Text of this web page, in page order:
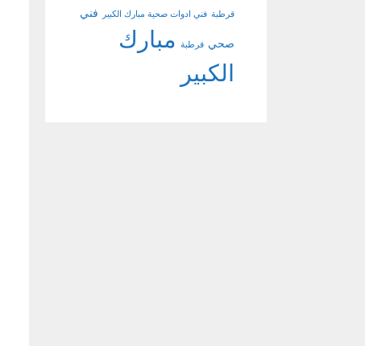
قرطبة فني ادوات صحية مبارك الكبير فني
صحي قرطبة مبارك
الكبير